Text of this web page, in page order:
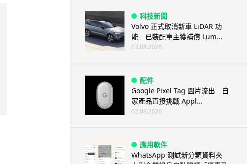
科技新聞
Volvo 正式取消新車 LiDAR 功
能 已裝配車主獲補償 Lum...
03.08.2026
配件
Google Pixel Tag 圖片流出 自
家產品直接挑戰 Appl...
02.08.2026
應用軟件
WhatsApp 測試新分類資料夾